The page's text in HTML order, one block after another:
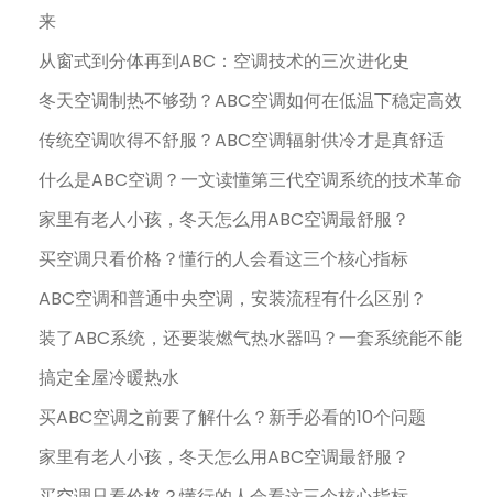
来
从窗式到分体再到ABC：空调技术的三次进化史
冬天空调制热不够劲？ABC空调如何在低温下稳定高效
传统空调吹得不舒服？ABC空调辐射供冷才是真舒适
什么是ABC空调？一文读懂第三代空调系统的技术革命
家里有老人小孩，冬天怎么用ABC空调最舒服？
买空调只看价格？懂行的人会看这三个核心指标
ABC空调和普通中央空调，安装流程有什么区别？
装了ABC系统，还要装燃气热水器吗？一套系统能不能
搞定全屋冷暖热水
买ABC空调之前要了解什么？新手必看的10个问题
家里有老人小孩，冬天怎么用ABC空调最舒服？